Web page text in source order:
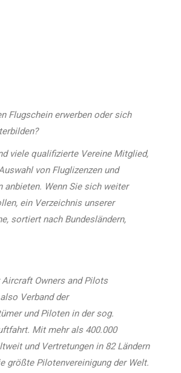
Flugschein erwerben oder sich
viele qualifizierte Vereine Mitglied,
von Fluglizenzen und
anbieten. Wenn Sie sich weiter
ein Verzeichnis unserer
sortiert nach Bundesländern,
Owners and Pilots
Verband der
und Piloten in der sog.
Mit mehr als 400.000
und Vertretungen in 82 Ländern
größte Pilotenvereinigung der Welt.